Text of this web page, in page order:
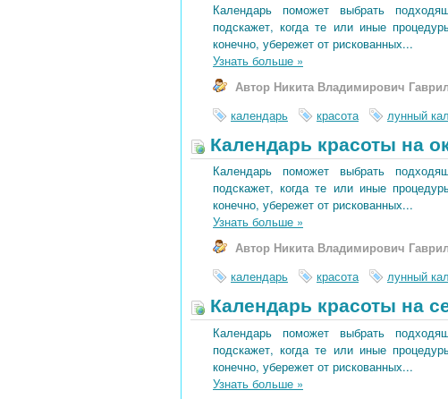
Календарь поможет выбрать
подскажет, когда те или иные
конечно, убережет от рискованных...
Узнать больше »
Автор Никита Владимирович
календарь
красота лунный
Календарь красоты на
Календарь поможет выбрать
подскажет, когда те или иные
конечно, убережет от рискованных...
Узнать больше »
Автор Никита Владимирович
календарь
красота лунный
Календарь красоты на
Календарь поможет выбрать
подскажет, когда те или иные
конечно, убережет от рискованных...
Узнать больше »